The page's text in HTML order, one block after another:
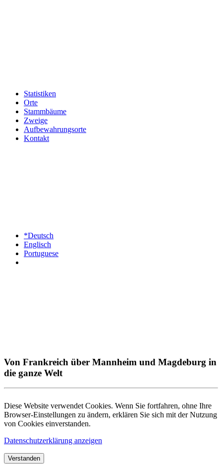
Statistiken
Orte
Stammbäume
Zweige
Aufbewahrungsorte
Kontakt
*Deutsch
Englisch
Portuguese
Von Frankreich über Mannheim und Magdeburg in
die ganze Welt
Diese Website verwendet Cookies. Wenn Sie fortfahren, ohne Ihre
Browser-Einstellungen zu ändern, erklären Sie sich mit der Nutzung
von Cookies einverstanden.
Datenschutzerklärung anzeigen
Verstanden